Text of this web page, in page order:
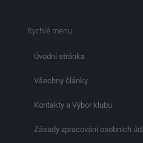
Rychlé menu
Úvodní stránka
Všechny články
Kontakty a Výbor klubu
Zásady zpracování osobních